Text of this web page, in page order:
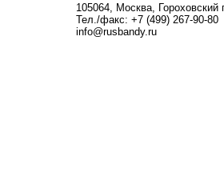
105064, Москва, Гороховский
Тел./факс: +7 (499) 267-90-80
info@rusbandy.ru